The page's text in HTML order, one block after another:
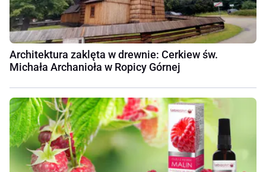
Architektura zaklęta w drewnie: Cerkiew św.
Michała Archanioła w Ropicy Górnej